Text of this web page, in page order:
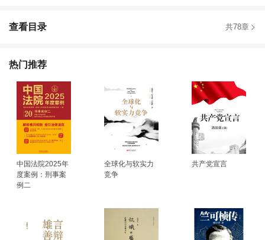
查看目录 共78章
热门推荐
中国法院2025年
度案例：刑事案
例二
全球化与软实力
竞争
共产党宣言